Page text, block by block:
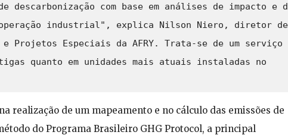
com base em análises de impacto e
operação industrial", explica Nilson Niero, diretor de
Especiais da AFRY. Trata-se de um serviço
quanto em unidades mais atuais instaladas no
realização de um mapeamento e no cálculo das emissões de
do Programa Brasileiro GHG Protocol, a principal